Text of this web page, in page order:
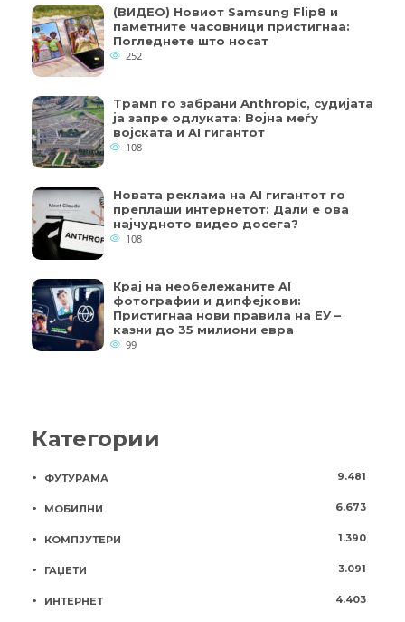
(ВИДЕО) Новиот Samsung Flip8 и
паметните часовници пристигнаа:
Погледнете што носат
252
Трамп го забрани Anthropic, судијата
ја запре одлуката: Војна меѓу
војската и AI гигантот
108
Новата реклама на AI гигантот го
преплаши интернетот: Дали е ова
најчудното видео досега?
108
Крај на необележаните AI
фотографии и дипфејкови:
Пристигнаа нови правила на ЕУ –
казни до 35 милиони евра
99
Категории
ФУТУРАМА 9.481
МОБИЛНИ 6.673
КОМПЈУТЕРИ 1.390
ГАЏЕТИ 3.091
ИНТЕРНЕТ 4.403